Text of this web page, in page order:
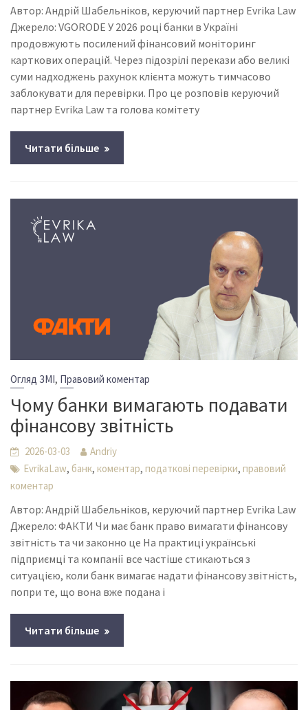
Автор: Андрій Шабельніков, керуючий партнер Evrika Law
Джерело: VGORODE У 2026 році банки в Україні
продовжують посилений фінансовий моніторинг
карткових операцій. Через підозрілі перекази або великі
суми надходжень рахунок клієнта можуть тимчасово
заблокувати для перевірки. Про це розповів керуючий
партнер Evrika Law та голова комітету
Читати більше
Огляд ЗМІ, Правовий коментар
Чому банки вимагають подавати
фінансову звітність
2026-03-03
Andriy
EvrikaLaw, банк,коментар,податкові перевірки,правовий
коментар
Автор: Андрій Шабельніков, керуючий партнер Evrika Law
Джерело: ФАКТИ Чи має банк право вимагати фінансову
звітність та чи законно це На практиці українські
підприємці та компанії все частіше стикаються з
ситуацією, коли банк вимагає надати фінансову звітність,
попри те, що вона вже подана і
Читати більше